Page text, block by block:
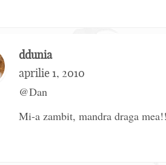
ddunia
aprilie 1, 2010
@Dan
Mi-a zambit, mandra draga